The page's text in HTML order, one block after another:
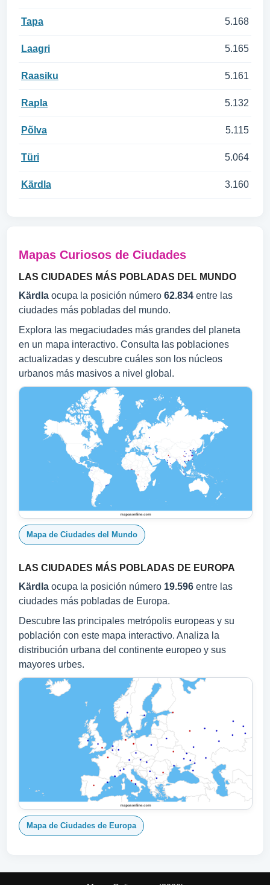
Tapa 5.168
Laagri 5.165
Raasiku 5.161
Rapla 5.132
Põlva 5.115
Türi 5.064
Kärdla 3.160
Mapas Curiosos de Ciudades
LAS CIUDADES MÁS POBLADAS DEL MUNDO
Kärdla ocupa la posición número 62.834 entre las
ciudades más pobladas del mundo.
Explora las megaciudades más grandes del planeta
en un mapa interactivo. Consulta las poblaciones
actualizadas y descubre cuáles son los núcleos
urbanos más masivos a nivel global.
Mapa de Ciudades del Mundo
LAS CIUDADES MÁS POBLADAS DE EUROPA
Kärdla ocupa la posición número 19.596 entre las
ciudades más pobladas de Europa.
Descubre las principales metrópolis europeas y su
población con este mapa interactivo. Analiza la
distribución urbana del continente europeo y sus
mayores urbes.
Mapa de Ciudades de Europa